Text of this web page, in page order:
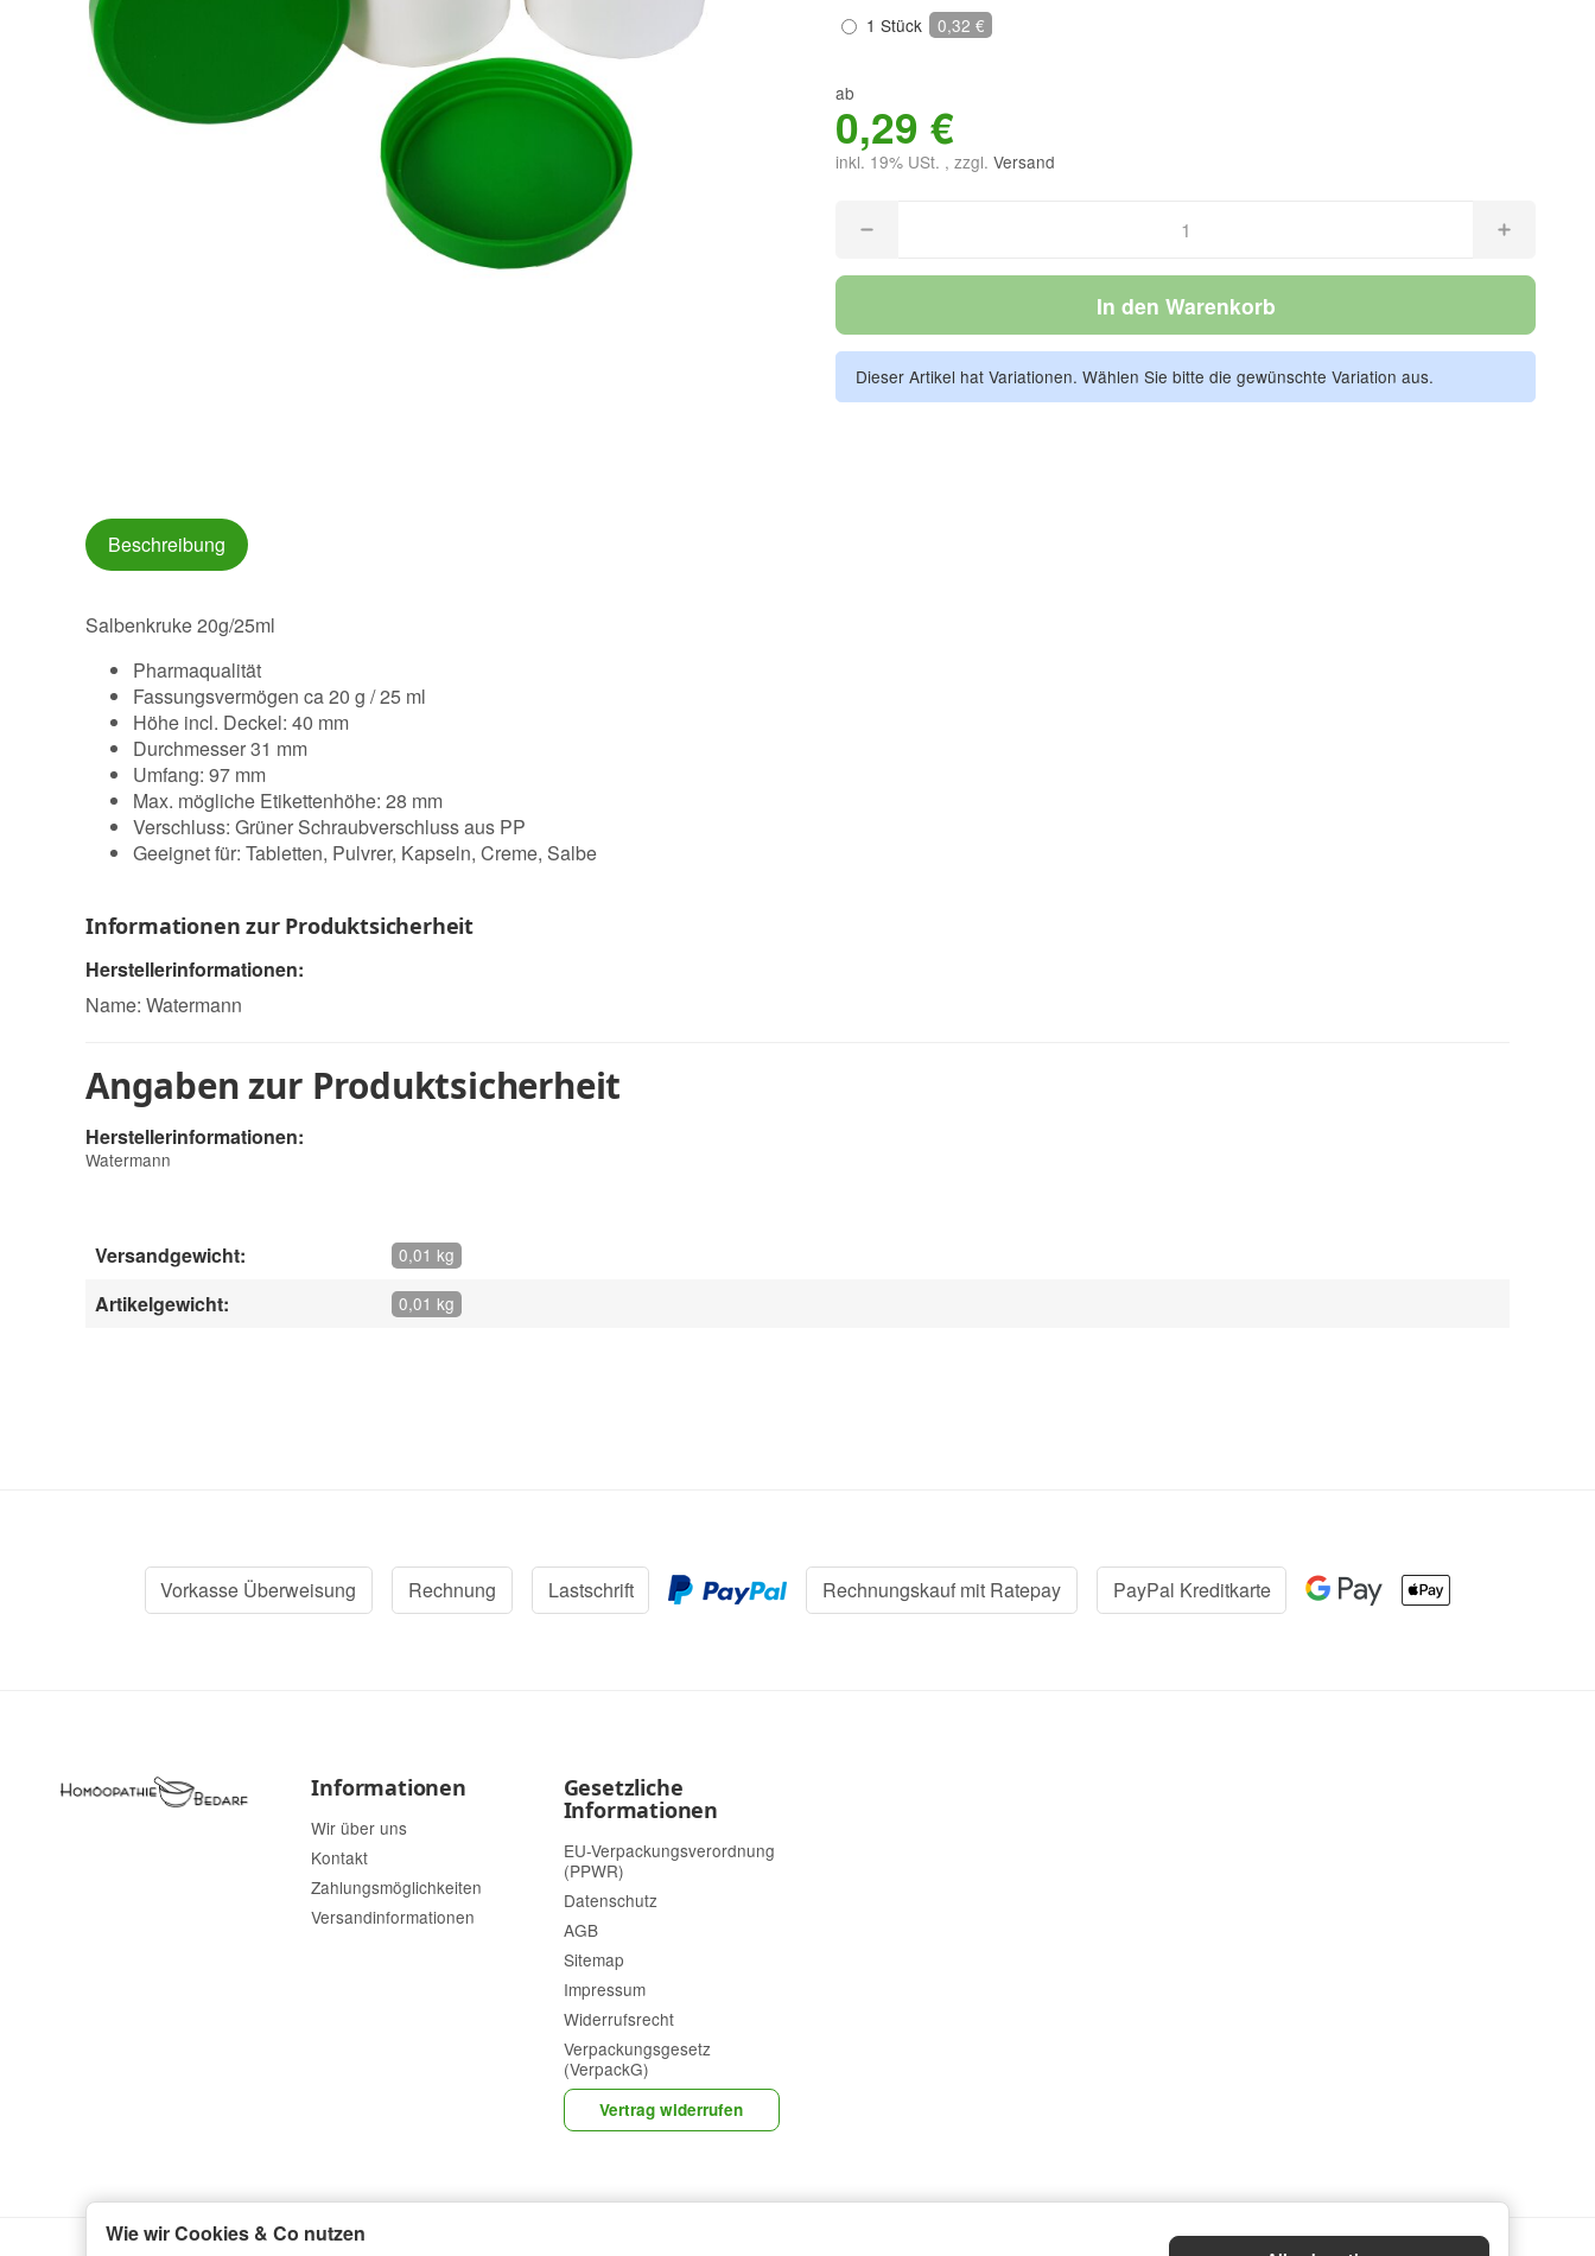
1 Stück 0,32 €
ab
0,29 €
inkl. 19% USt. , zzgl. Versand
In den Warenkorb
Dieser Artikel hat Variationen. Wählen Sie bitte die gewünschte Variation aus.
Beschreibung
Salbenkruke 20g/25ml
Pharmaqualität
Fassungsvermögen ca 20 g / 25 ml
Höhe incl. Deckel: 40 mm
Durchmesser 31 mm
Umfang: 97 mm
Max. mögliche Etikettenhöhe: 28 mm
Verschluss: Grüner Schraubverschluss aus PP
Geeignet für: Tabletten, Pulvrer, Kapseln, Creme, Salbe
Informationen zur Produktsicherheit
Herstellerinformationen:
Name: Watermann
Angaben zur Produktsicherheit
Herstellerinformationen:
Watermann
Versandgewicht: 0,01 kg
Artikelgewicht: 0,01 kg
Vorkasse Überweisung Rechnung Lastschrift Rechnungskauf mit Ratepay PayPal Kreditkarte
Informationen
Wir über uns
Kontakt
Zahlungsmöglichkeiten
Versandinformationen
Gesetzliche
Informationen
EU-Verpackungsverordnung
(PPWR)
Datenschutz
AGB
Sitemap
Impressum
Widerrufsrecht
Verpackungsgesetz
(VerpackG)
Vertrag widerrufen
Wie wir Cookies & Co nutzen